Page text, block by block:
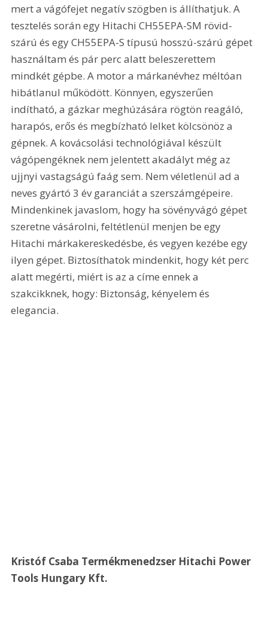
mert a vágófejet negatív szögben is állíthatjuk. A
tesztelés során egy Hitachi CH55EPA-SM rövid-
szárú és egy CH55EPA-S típusú hosszú-szárú gépet
használtam és pár perc alatt beleszerettem
mindkét gépbe. A motor a márkanévhez méltóan
hibátlanul működött. Könnyen, egyszerűen
indítható, a gázkar meghúzására rögtön reagáló,
harapós, erős és megbízható lelket kölcsönöz a
gépnek. A kovácsolási technológiával készült
vágópengéknek nem jelentett akadályt még az
ujjnyi vastagságú faág sem. Nem véletlenül ad a
neves gyártó 3 év garanciát a szerszámgépeire.
Mindenkinek javaslom, hogy ha sövényvágó gépet
szeretne vásárolni, feltétlenül menjen be egy
Hitachi márkakereskedésbe, és vegyen kezébe egy
ilyen gépet. Biztosíthatok mindenkit, hogy két perc
alatt megérti, miért is az a címe ennek a
szakcikknek, hogy: Biztonság, kényelem és
elegancia.
Kristóf Csaba Termékmenedzser Hitachi Power
Tools Hungary Kft.